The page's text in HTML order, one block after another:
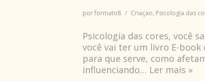
porformato8 Criaçao, Psicologia das
Psicologia das cores, você
você vai ter um livro E-
para que serve, como
influenciando… Ler mais »